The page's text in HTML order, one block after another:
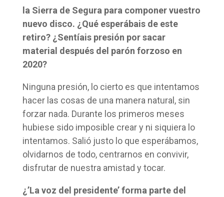
la Sierra de Segura para componer vuestro
nuevo disco. ¿Qué esperábais de este
retiro? ¿Sentíais presión por sacar
material después del parón forzoso en
2020?
Ninguna presión, lo cierto es que intentamos
hacer las cosas de una manera natural, sin
forzar nada. Durante los primeros meses
hubiese sido imposible crear y ni siquiera lo
intentamos. Salió justo lo que esperábamos,
olvidarnos de todo, centrarnos en convivir,
disfrutar de nuestra amistad y tocar.
¿’La voz del presidente’ forma parte del